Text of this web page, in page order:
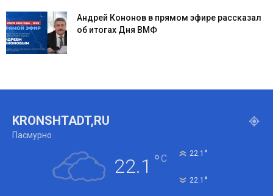
Андрей Кононов в прямом эфире рассказал
об итогах Дня ВМФ
KRONSHTADT,RU
Пасмурно
22.1 °C 22.1 °
22.1 °